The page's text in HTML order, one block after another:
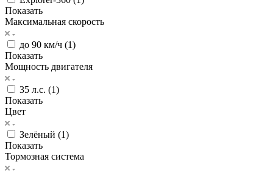
Показать
Максимальная скорость
до 90 км/ч (1)
Показать
Мощность двигателя
35 л.с. (1)
Показать
Цвет
Зелёный (1)
Показать
Тормозная система